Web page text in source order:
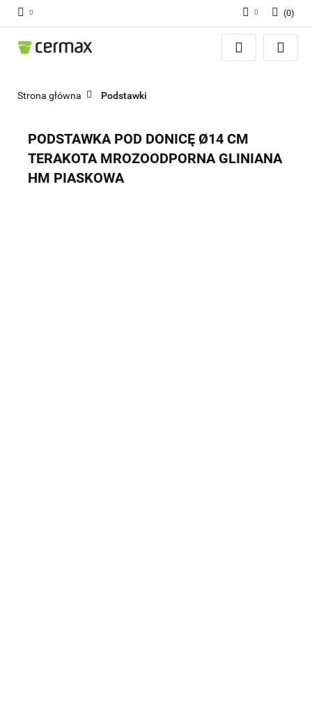
Zaloguj się
(0)
Strona główna Podstawki
PODSTAWKA POD DONICĘ Ø14 CM
TERAKOTA MROZOODPORNA GLINIANA
HM PIASKOWA